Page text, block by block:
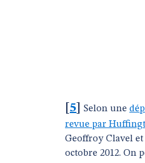
5 Selon une
revue par
Geoffroy Clavel et
octobre 2012. On